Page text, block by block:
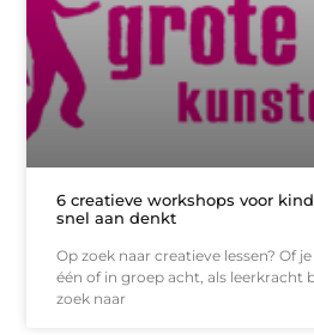
6 creatieve workshops voor
snel aan denkt
Op zoek naar creatieve lessen? Of
één of in groep acht, als leerkracht
zoek naar